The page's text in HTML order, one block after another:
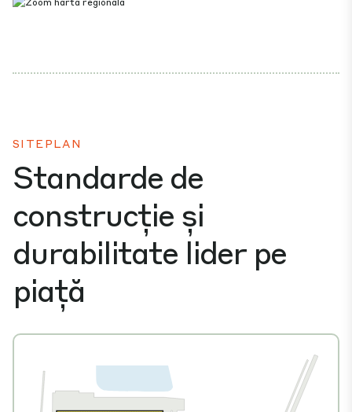
SITEPLAN
Standarde de
construcție și
durabilitate lider pe
piață